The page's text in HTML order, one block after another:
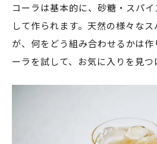
コーラは基本的に、砂糖・スパ
して作られます。天然の様々な
が、何をどう組み合わせるかは
ーラを試して、お気に入りを見つ